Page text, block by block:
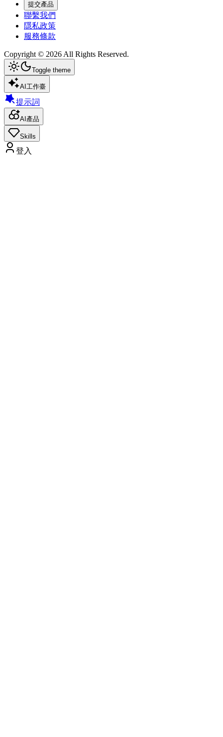
提交產品
聯繫我們
隱私政策
服務條款
Copyright © 2026 All Rights Reserved.
Toggle theme
AI工作臺
提示詞
AI產品
Skills
登入